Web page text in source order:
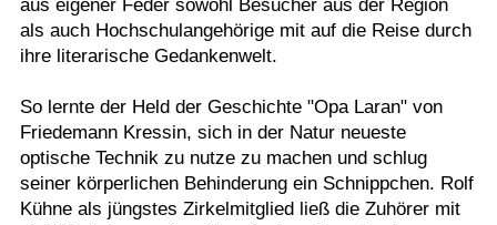
aus eigener Feder sowohl Besucher aus der Region
als auch Hochschulangehörige mit auf die Reise durch
ihre literarische Gedankenwelt.
So lernte der Held der Geschichte "Opa Laran" von
Friedemann Kressin, sich in der Natur neueste
optische Technik zu nutze zu machen und schlug
seiner körperlichen Behinderung ein Schnippchen. Rolf
Kühne als jüngstes Zirkelmitglied ließ die Zuhörer mit